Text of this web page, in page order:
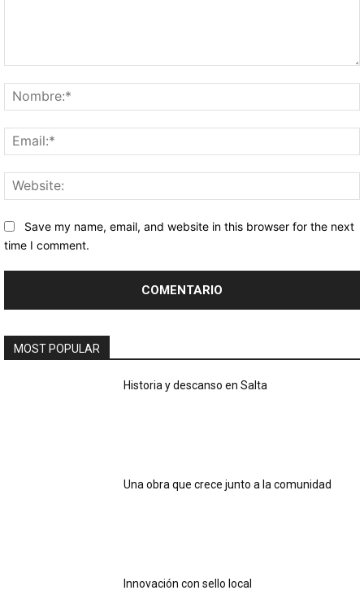
Save my name, email, and website in this browser for the next
time I comment.
MOST POPULAR
Historia y descanso en Salta
Una obra que crece junto a la comunidad
Innovación con sello local